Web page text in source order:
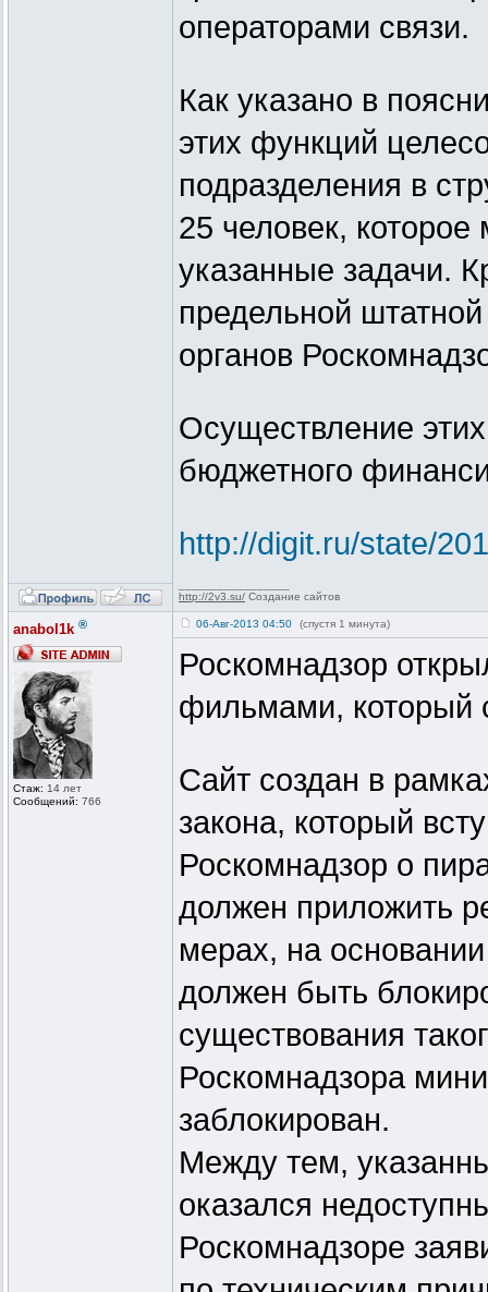
операторами связи.
Как указано в
этих функций
подразделения в
25 человек,
указанные задачи.
предельной
органов
Осуществление
бюджетного
http://digit.ru/state/
http://2v3.su/ Создание сайтов
anabol1k ®
Стаж: 14 лет
Сообщений: 766
06-Авг-2013 04:50 (спустя 1 минута)
Роскомнадзор
фильмами, который
Сайт создан в
закона, который
Роскомнадзор о
должен приложить
мерах, на основании
должен быть
существования
Роскомнадзора
заблокирован.
Между тем,
оказался
Роскомнадзоре